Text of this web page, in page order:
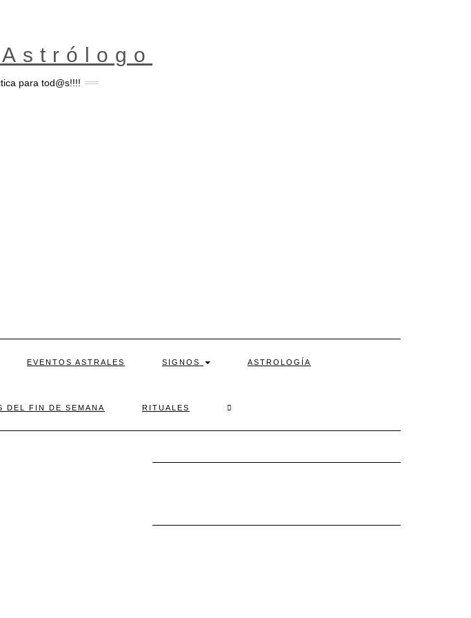
para tod@s!!!!
EVENTOS ASTRALES SIGNOS ASTROLOGÍA
DEL FIN DE SEMANA RITUALES